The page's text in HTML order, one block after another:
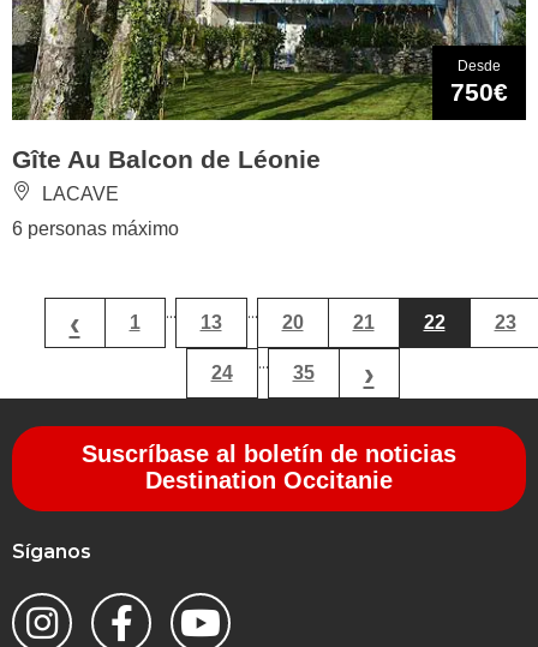
Desde
750€
Gîte Au Balcon de Léonie
LACAVE
6 personas máximo
‹ 1 ... 13 ... 20 21 22 23
24 ... 35 ›
Suscríbase al boletín de noticias
Destination Occitanie
Síganos